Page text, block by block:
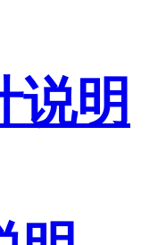
说明